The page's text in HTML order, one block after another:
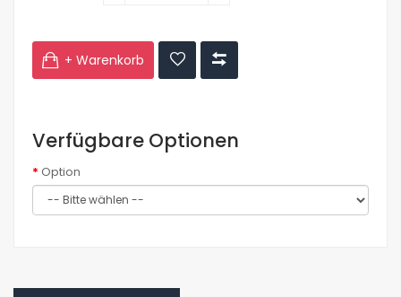
+ Warenkorb
Verfügbare Optionen
Option